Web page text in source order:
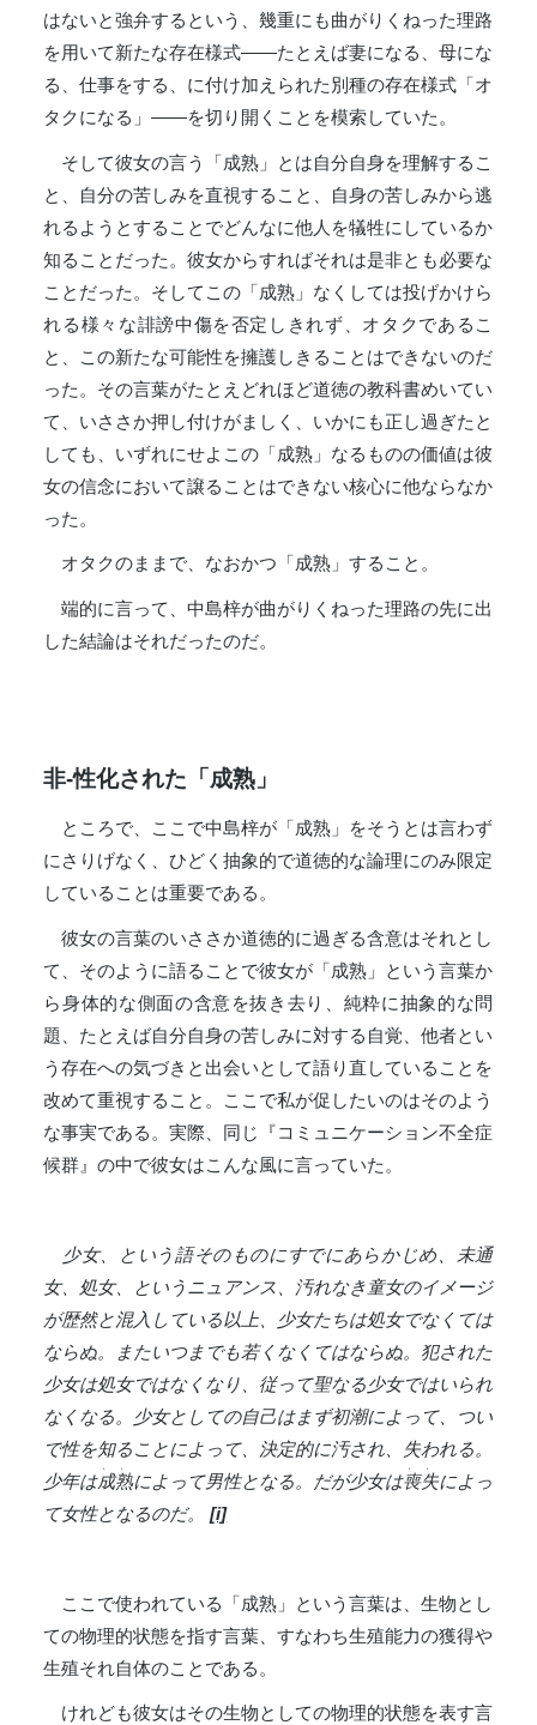
はないと強弁するという、幾重にも曲がりくねった理路
を用いて新たな存在様式――たとえば妻になる、母にな
る、仕事をする、に付け加えられた別種の存在様式「オ
タクになる」――を切り開くことを模索していた。
そして彼女の言う「成熟」とは自分自身を理解するこ
と、自分の苦しみを直視すること、自身の苦しみから逃
れるようとすることでどんなに他人を犠牲にしているか
知ることだった。彼女からすればそれは是非とも必要な
ことだった。そしてこの「成熟」なくしては投げかけら
れる様々な誹謗中傷を否定しきれず、オタクであるこ
と、この新たな可能性を擁護しきることはできないのだ
った。その言葉がたとえどれほど道徳の教科書めいてい
て、いささか押し付けがましく、いかにも正し過ぎたと
しても、いずれにせよこの「成熟」なるものの価値は彼
女の信念において譲ることはできない核心に他ならなか
った。
オタクのままで、なおかつ「成熟」すること。
端的に言って、中島梓が曲がりくねった理路の先に出
した結論はそれだったのだ。
非-性化された「成熟」
ところで、ここで中島梓が「成熟」をそうとは言わず
にさりげなく、ひどく抽象的で道徳的な論理にのみ限定
していることは重要である。
彼女の言葉のいささか道徳的に過ぎる含意はそれとし
て、そのように語ることで彼女が「成熟」という言葉か
ら身体的な側面の含意を抜き去り、純粋に抽象的な問
題、たとえば自分自身の苦しみに対する自覚、他者とい
う存在への気づきと出会いとして語り直していることを
改めて重視すること。ここで私が促したいのはそのよう
な事実である。実際、同じ『コミュニケーション不全症
候群』の中で彼女はこんな風に言っていた。
少女、という語そのものにすでにあらかじめ、未通
女、処女、というニュアンス、汚れなき童女のイメージ
が歴然と混入している以上、少女たちは処女でなくては
ならぬ。またいつまでも若くなくてはならぬ。犯された
少女は処女ではなくなり、従って聖なる少女ではいられ
なくなる。少女としての自己はまず初潮によって、つい
で性を知ることによって、決定的に汚され、失われる。
少年は成熟によって男性となる。だが少女は喪失によっ
て女性となるのだ。[i]
ここで使われている「成熟」という言葉は、生物とし
ての物理的状態を指す言葉、すなわち生殖能力の獲得や
生殖それ自体のことである。
けれども彼女はその生物としての物理的状態を表す言